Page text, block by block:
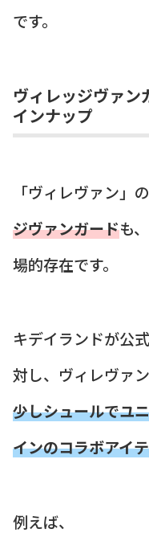
です。
ヴィレッジヴァン
インナップ
「ヴィレヴァン」
ジヴァンガードも
場的存在です。
キデイランドが公
対し、ヴィレヴァン
少しシュールでユ
インのコラボアイ
例えば、